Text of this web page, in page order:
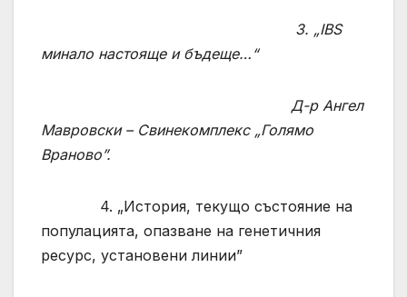
3. „IBS
минало настояще и бъдеще…“
Д-р Ангел
Мавровски – Свинекомплекс „Голямо
Враново”.
4. „История, текущо състояние на
популацията, опазване на генетичния
ресурс, установени линии”